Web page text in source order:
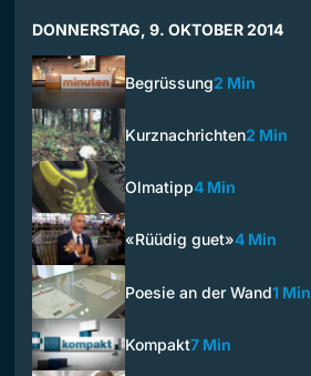
DONNERSTAG, 9. OKTOBER 2014
Begrüssung2 Min
Kurznachrichten2 Min
Olmatipp4 Min
«Rüüdig guet»4 Min
Poesie an der Wand1 Min
Kompakt7 Min